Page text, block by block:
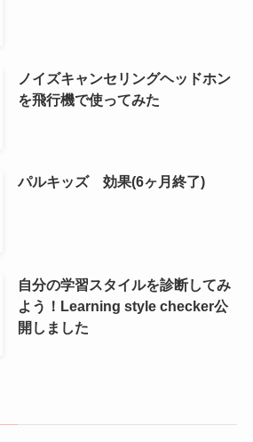
ノイズキャンセリングヘッドホン
を飛行機で使ってみた
パルキッズ 効果(6ヶ月終了)
自分の学習スタイルを診断してみ
よう！Learning style checker公
開しました